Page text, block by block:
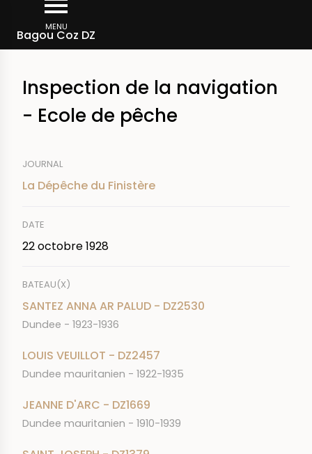
contenu
MENU
Bagou Coz DZ
d'Ariane
Rechercher dans la presse
Inspection de la navigation
- Ecole de pêche
JOURNAL
La Dépêche du Finistère
DATE
22 octobre 1928
BATEAU(X)
SANTEZ ANNA AR PALUD - DZ2530
Dundee - 1923-1936
LOUIS VEUILLOT - DZ2457
Dundee mauritanien - 1922-1935
JEANNE D'ARC - DZ1669
Dundee mauritanien - 1910-1939